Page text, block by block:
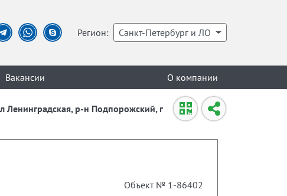
Регион: Санкт-Петербург и ЛО
Вакансии О компании
р-н Подпорожский, г
Объект № 1-86402